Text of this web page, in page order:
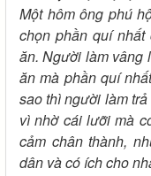
Một hôm ông phú
chọn phần quí
ăn. Người làm vâng
ăn mà phần quí
sao thì người làm
vì nhờ cái lưỡi mà
cảm chân thành,
dân và có ích cho